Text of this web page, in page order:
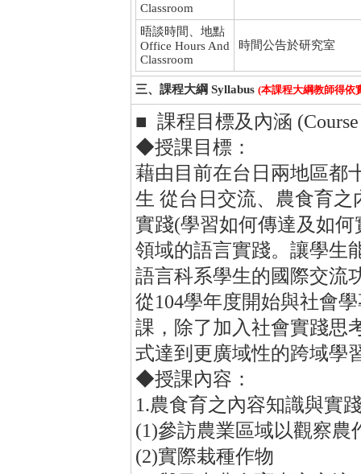
Classroom
晤談時間、地點
Office Hours And
Classroom
時間公告於研究室
三、課程大綱 Syllabus (本課程大綱教師得依
■ 課程目標及內涵 (Course
◆授課目標：
藉由目前在台日兩地區都
生 從台日交流、農食育
實踐(學習如何傳達及如
領域的語言實踐。讓學生
語言科系學生的國際交流
從104學年度開始與社會
課，除了加入社會實踐思
式達到更廣域性的跨域學
◆授課內容：
1.農食育之內容知識與實
(1)參訪農業區域以觀察
(2)實際栽種作物